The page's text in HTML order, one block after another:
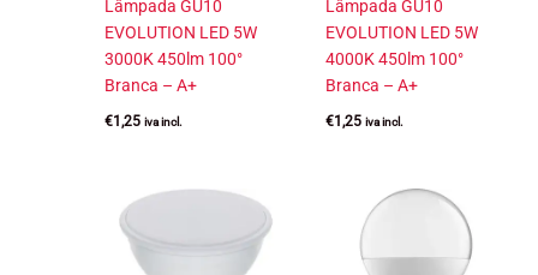
Lâmpada GU10
EVOLUTION LED 5W
3000K 450lm 100°
Branca – A+
€1,25 iva incl.
Lâmpada GU10
EVOLUTION LED 5W
4000K 450lm 100°
Branca – A+
€1,25 iva incl.